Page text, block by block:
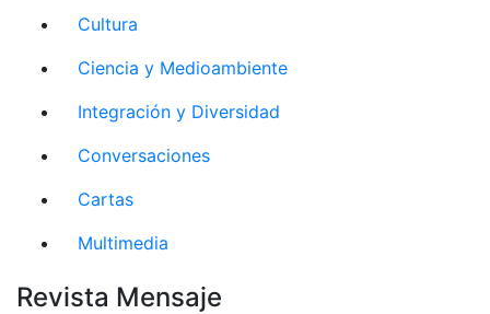
Cultura
Ciencia y Medioambiente
Integración y Diversidad
Conversaciones
Cartas
Multimedia
Revista Mensaje